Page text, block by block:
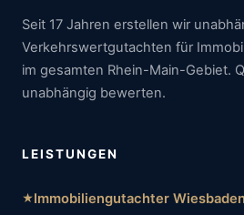
Seit 17 Jahren erstellen wir
Verkehrswertgutachten für
im gesamten Rhein-Main-Gebiet.
unabhängig bewerten.
LEISTUNGEN
Immobiliengutachter Wiesbaden